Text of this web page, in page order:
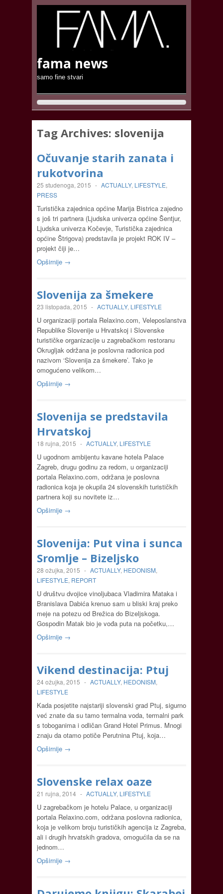
fama news
samo fine stvari
Tag Archives: slovenija
Očuvanje starih zanata i
rukotvorina
25 studenoga, 2015 - ACTUALLY, LIFESTYLE,
PRESS
Turistička zajednica općine Marija Bistrica zajedno
s još tri partnera (Ljudska univerza općine Šentjur,
Ljudska univerza Kočevje, Turistička zajednica
općine Štrigova) predstavila je projekt ROK IV –
projekt čiji je…
Opširnije →
Slovenija za šmekere
23 listopada, 2015 - ACTUALLY, LIFESTYLE
U organizaciji portala Relaxino.com, Veleposlanstva
Republike Slovenije u Hrvatskoj i Slovenske
turističke organizacije u zagrebačkom restoranu
Okrugljak održana je poslovna radionica pod
nazivom ‘Slovenija za šmekere’. Tako je
omogućeno velikom…
Opširnije →
Slovenija se predstavila
Hrvatskoj
18 rujna, 2015 - ACTUALLY, LIFESTYLE
U ugodnom ambijentu kavane hotela Palace
Zagreb, drugu godinu za redom, u organizaciji
portala Relaxino.com, održana je poslovna
radionica koja je okupila 24 slovenskih turističkih
partnera koji su novitete iz…
Opširnije →
Slovenija: Put vina i sunca
Sromlje – Bizeljsko
28 ožujka, 2015 - ACTUALLY, HEDONISM,
LIFESTYLE, REPORT
U društvu dvojice vinoljubaca Vladimira Mataka i
Branislava Dabića krenuo sam u bliski kraj preko
meje na potezu od Brežica do Bizeljskoga.
Gospodin Matak bio je vođa puta na početku,…
Opširnije →
Vikend destinacija: Ptuj
24 ožujka, 2015 - ACTUALLY, HEDONISM,
LIFESTYLE
Kada posjetite najstariji slovenski grad Ptuj, sigurno
već znate da su tamo termalna voda, termalni park
s toboganima i odličan Grand Hotel Primus. Mnogi
znaju da otamo potiče Perutnina Ptuj, koja…
Opširnije →
Slovenske relax oaze
21 rujna, 2014 - ACTUALLY, LIFESTYLE
U zagrebačkom je hotelu Palace, u organizaciji
portala Relaxino.com, održana poslovna radionica,
koja je velikom broju turističkih agencija iz Zagreba,
ali i drugih hrvatskih gradova, omogućila da se na
jednom…
Opširnije →